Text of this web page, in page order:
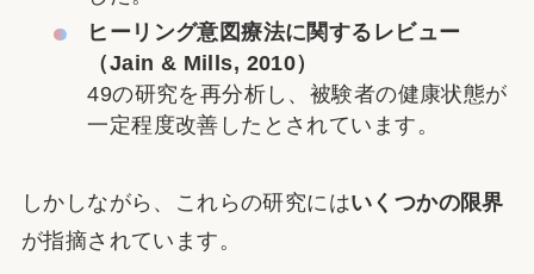
ヒーリング意図療法に関するレビュー
（Jain & Mills, 2010）
49の研究を再分析し、被験者の健康状態が
一定程度改善したとされています。
しかしながら、これらの研究にはいくつかの限界
が指摘されています。